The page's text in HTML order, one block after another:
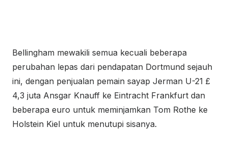
Bellingham mewakili semua kecuali beberapa
perubahan lepas dari pendapatan Dortmund sejauh
ini, dengan penjualan pemain sayap Jerman U-21 £
4,3 juta Ansgar Knauff ke Eintracht Frankfurt dan
beberapa euro untuk meminjamkan Tom Rothe ke
Holstein Kiel untuk menutupi sisanya.